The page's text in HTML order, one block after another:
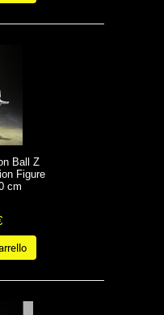
Ball Z
Figure
cm